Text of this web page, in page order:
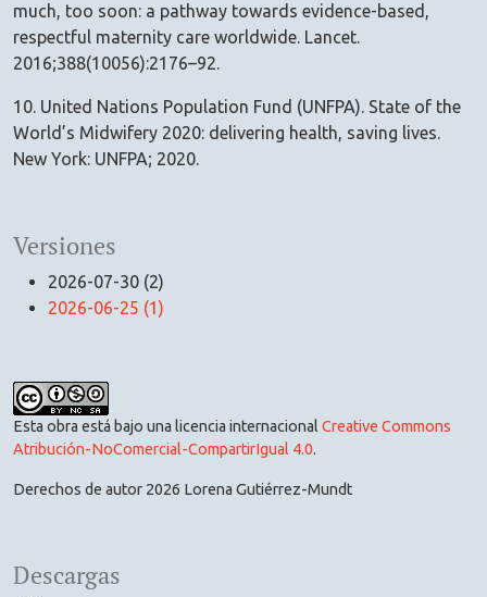
Versiones
2026-07-30 (2)
2026-06-25 (1)
much, too soon: a pathway towards evidence-based,
respectful maternity care worldwide. Lancet.
2016;388(10056):2176–92.
10. United Nations Population Fund (UNFPA). State of the
World’s Midwifery 2020: delivering health, saving lives.
New York: UNFPA; 2020.
Esta obra está bajo una licencia internacional Creative Commons
Atribución-NoComercial-CompartirIgual 4.0.
Derechos de autor 2026 Lorena Gutiérrez-Mundt
Descargas